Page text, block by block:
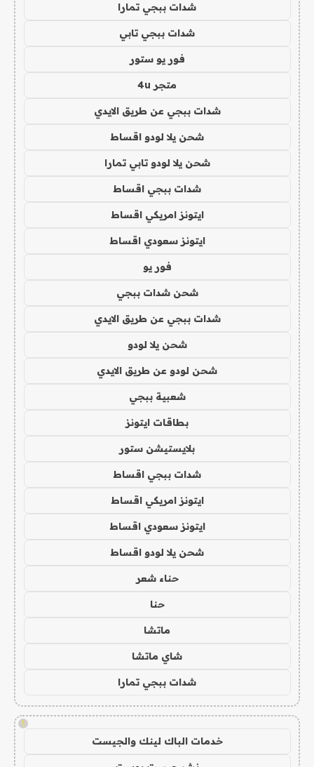
شدات ببجي تمارا
شدات ببجي تابي
فور يو ستور
متجر 4u
شدات ببجي عن طريق الايدي
شحن يلا لودو اقساط
شحن يلا لودو تابي تمارا
شدات ببجي اقساط
ايتونز امريكي اقساط
ايتونز سعودي اقساط
فور يو
شحن شدات ببجي
شدات ببجي عن طريق الايدي
شحن يلا لودو
شحن لودو عن طريق الايدي
شعبية ببجي
بطاقات ايتونز
بلايستيشن ستور
شدات ببجي اقساط
ايتونز امريكي اقساط
ايتونز سعودي اقساط
شحن يلا لودو اقساط
حناء شعر
حنا
ماتشا
شاي ماتشا
شدات ببجي تمارا
!
خدمات الباك لينك والجيست